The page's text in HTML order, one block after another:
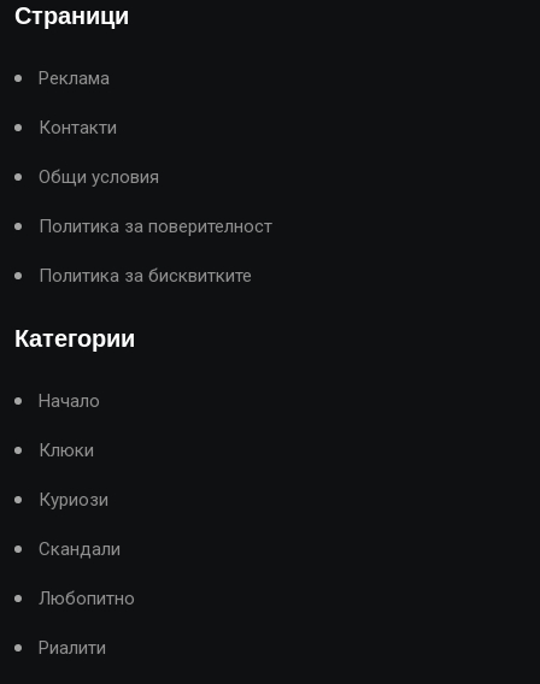
Страници
Реклама
Контакти
Общи условия
Политика за поверителност
Политика за бисквитките
Категории
Начало
Клюки
Куриози
Скандали
Любопитно
Риалити